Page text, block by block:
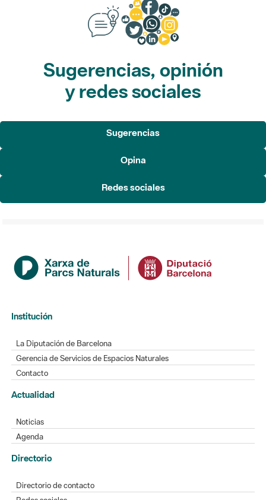
Sugerencias, opinión
y redes sociales
Sugerencias
Institución
Gerencia de Servicios de Espacios Naturales
Actualidad
Noticias
Agenda
Directorio de contacto
Redes sociales
Buzón de sugerencias